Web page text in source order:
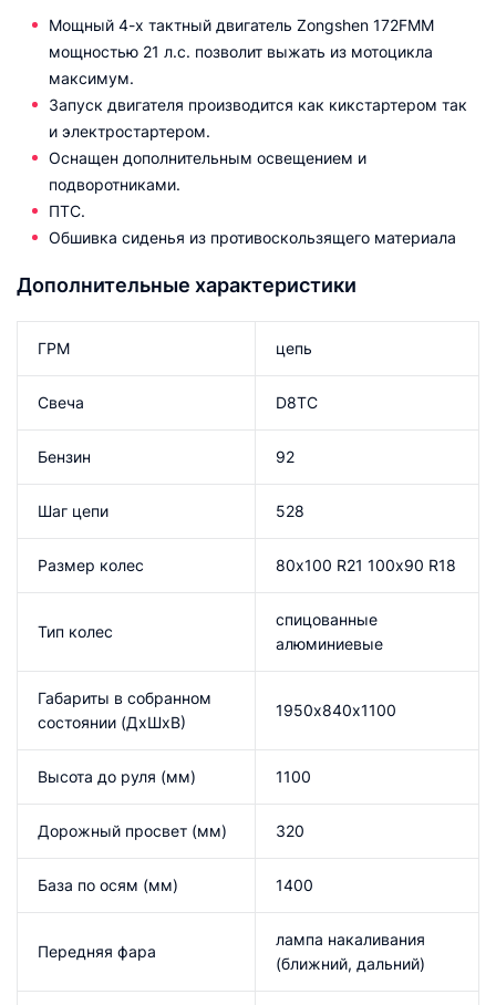
Мощный 4-х тактный двигатель Zongshen 172FMM
мощностью 21 л.с. позволит выжать из мотоцикла
максимум.
Запуск двигателя производится как кикстартером так
и электростартером.
Оснащен дополнительным освещением и
подворотниками.
ПТС.
Обшивка сиденья из противоскользящего материала
Дополнительные характеристики
ГРМ цепь
Свеча D8TC
Бензин 92
Шаг цепи 528
Размер колес 80х100 R21 100х90 R18
Тип колес
спицованные
алюминиевые
Габариты в собранном
состоянии (ДхШхВ)
1950х840х1100
Высота до руля (мм) 1100
Дорожный просвет (мм) 320
База по осям (мм) 1400
Передняя фара
лампа накаливания
(ближний, дальний)